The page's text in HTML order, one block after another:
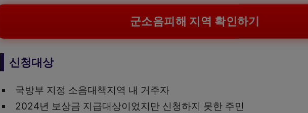
군소음피해 지역 확인하기
신청대상
국방부 지정 소음대책지역 내 거주자
2024년 보상금 지급대상이었지만 신청하지 못한 주민